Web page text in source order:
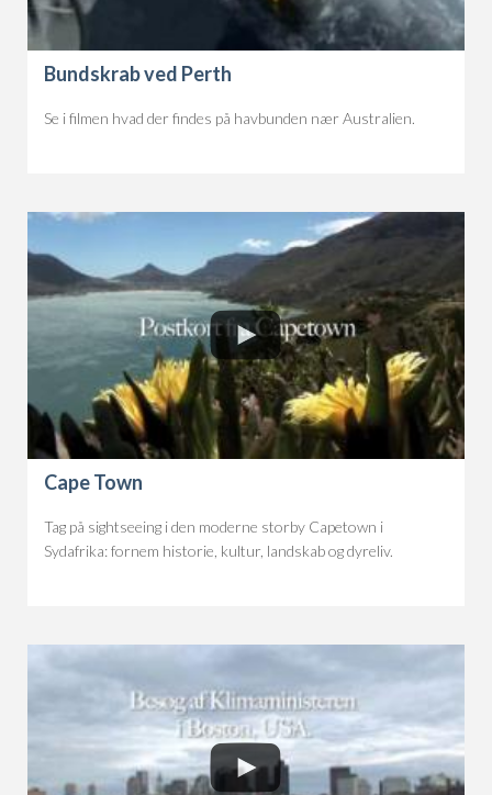
Bundskrab ved Perth
Se i filmen hvad der findes på havbunden nær Australien.
Cape Town
Tag på sightseeing i den moderne storby Capetown i
Sydafrika: fornem historie, kultur, landskab og dyreliv.